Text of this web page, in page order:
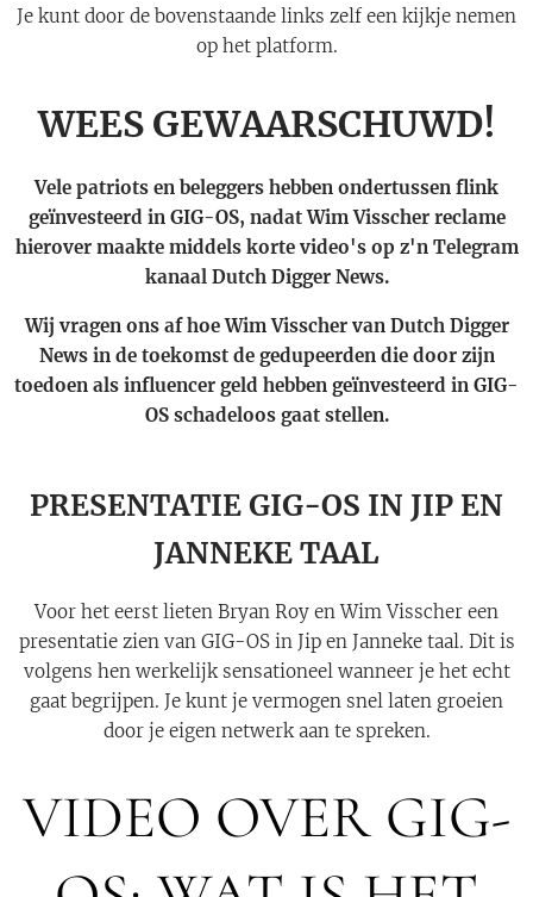
Je kunt door de bovenstaande links zelf een kijkje nemen
op het platform.
WEES GEWAARSCHUWD!
Vele patriots en beleggers hebben ondertussen flink
geïnvesteerd in GIG-OS, nadat Wim Visscher reclame
hierover maakte middels korte video's op z'n Telegram
kanaal Dutch Digger News.
Wij vragen ons af hoe Wim Visscher van Dutch Digger
News in de toekomst de gedupeerden die door zijn
toedoen als influencer geld hebben geïnvesteerd in GIG-
OS schadeloos gaat stellen.
PRESENTATIE GIG-OS IN JIP EN
JANNEKE TAAL
Voor het eerst lieten Bryan Roy en Wim Visscher een
presentatie zien van GIG-OS in Jip en Janneke taal. Dit is
volgens hen werkelijk sensationeel wanneer je het echt
gaat begrijpen. Je kunt je vermogen snel laten groeien
door je eigen netwerk aan te spreken.
VIDEO OVER GIG-